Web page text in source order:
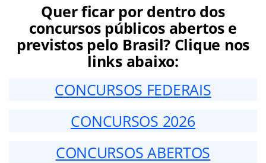
Quer ficar por dentro dos
concursos públicos abertos e
previstos pelo Brasil? Clique nos
links abaixo:
CONCURSOS FEDERAIS
CONCURSOS 2026
CONCURSOS ABERTOS